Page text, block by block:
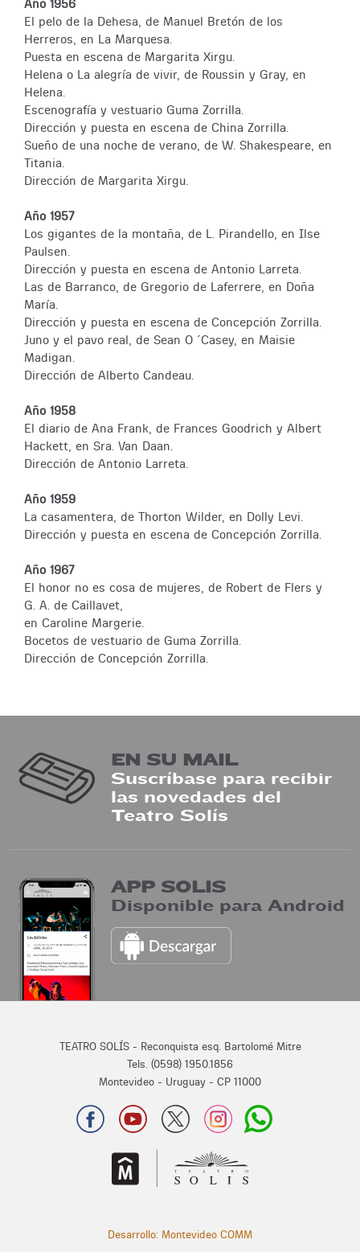
Año 1956
El pelo de la Dehesa, de Manuel Bretón de los
Herreros, en La Marquesa.
Puesta en escena de Margarita Xirgu.
Helena o La alegría de vivir, de Roussin y Gray, en
Helena.
Escenografía y vestuario Guma Zorrilla.
Dirección y puesta en escena de China Zorrilla.
Sueño de una noche de verano, de W. Shakespeare, en
Titania.
Dirección de Margarita Xirgu.
Año 1957
Los gigantes de la montaña, de L. Pirandello, en Ilse
Paulsen.
Dirección y puesta en escena de Antonio Larreta.
Las de Barranco, de Gregorio de Laferrere, en Doña
María.
Dirección y puesta en escena de Concepción Zorrilla.
Juno y el pavo real, de Sean O ´Casey, en Maisie
Madigan.
Dirección de Alberto Candeau.
Año 1958
El diario de Ana Frank, de Frances Goodrich y Albert
Hackett, en Sra. Van Daan.
Dirección de Antonio Larreta.
Año 1959
La casamentera, de Thorton Wilder, en Dolly Levi.
Dirección y puesta en escena de Concepción Zorrilla.
Año 1967
El honor no es cosa de mujeres, de Robert de Flers y
G. A. de Caillavet,
en Caroline Margerie.
Bocetos de vestuario de Guma Zorrilla.
Dirección de Concepción Zorrilla.
EN SU MAIL
Suscríbase para recibir
las novedades del
Teatro Solís
APP SOLIS
Disponible para Android
TEATRO SOLÍS - Reconquista esq. Bartolomé Mitre
Tels. (0598) 1950.1856
Montevideo - Uruguay - CP 11000
Desarrollo: Montevideo COMM